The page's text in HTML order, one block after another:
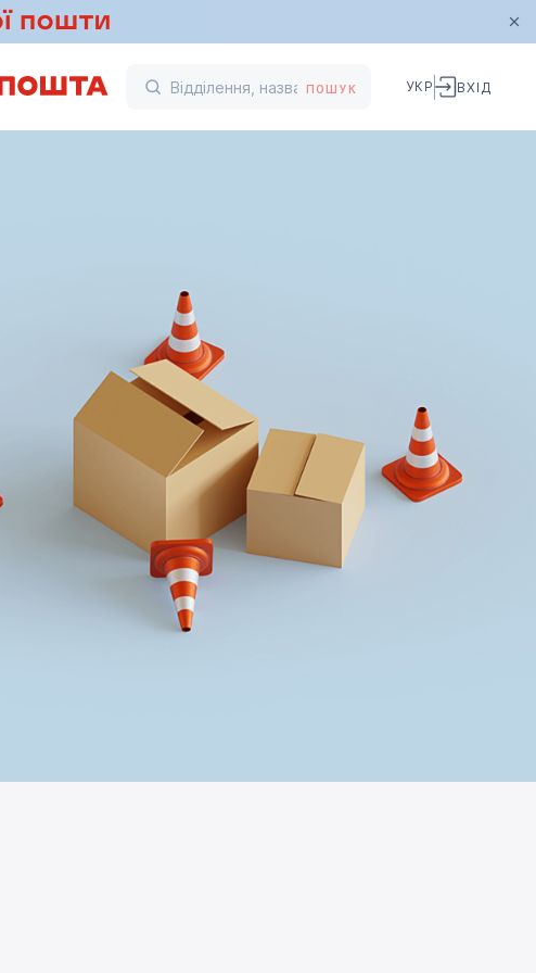
ПОШУК УКР ВХІД